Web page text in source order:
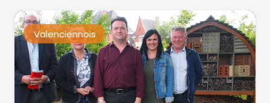
Valenciennois